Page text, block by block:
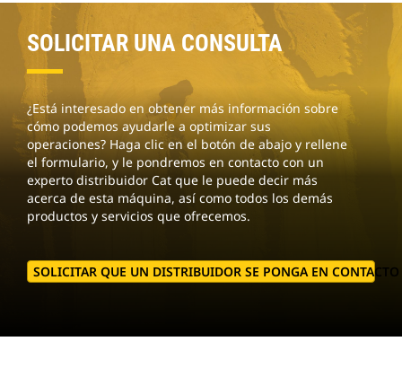
SOLICITAR UNA CONSULTA
¿Está interesado en obtener más información sobre
cómo podemos ayudarle a optimizar sus
operaciones? Haga clic en el botón de abajo y rellene
el formulario, y le pondremos en contacto con un
experto distribuidor Cat que le puede decir más
acerca de esta máquina, así como todos los demás
productos y servicios que ofrecemos.
SOLICITAR QUE UN DISTRIBUIDOR SE PONGA EN